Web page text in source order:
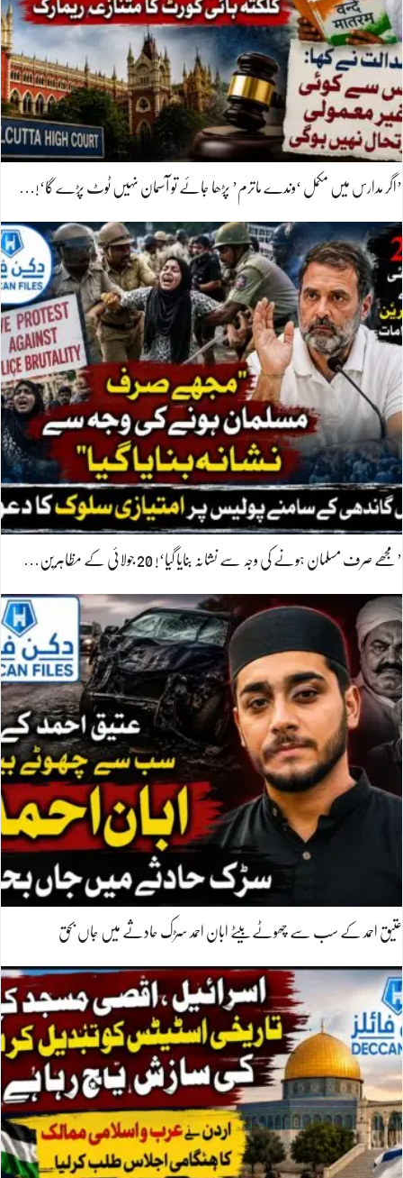
’اگر مدارس میں مکمل ‘وندے ماترم’ پڑھا جائے تو آسمان نہیں ٹوٹ پڑے گا‘!…
’مجھے صرف مسلمان ہونے کی وجہ سے نشانہ بنایا گیا‘! 20 جولائی کے مظاہرین…
عتیق احمد کے سب سے چھوٹے بیٹے ابان احمد سڑک حادثے میں جاں بحق